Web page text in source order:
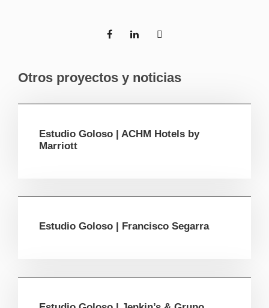
Otros proyectos y noticias
Estudio Goloso | ACHM Hotels by
Marriott
Estudio Goloso | Francisco Segarra